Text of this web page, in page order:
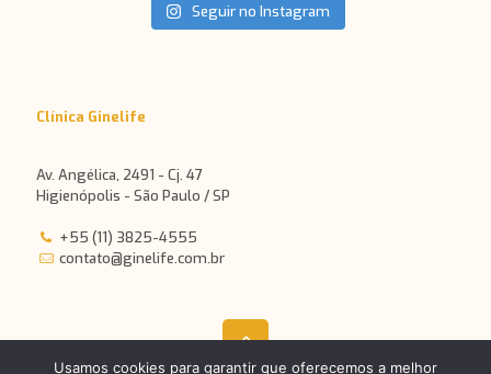
Seguir no Instagram
Clínica Ginelife
Av. Angélica, 2491 - Cj. 47
Higienópolis - São Paulo / SP
+55 (11) 3825-4555
contato@ginelife.com.br
Usamos cookies para garantir que oferecemos a melhor